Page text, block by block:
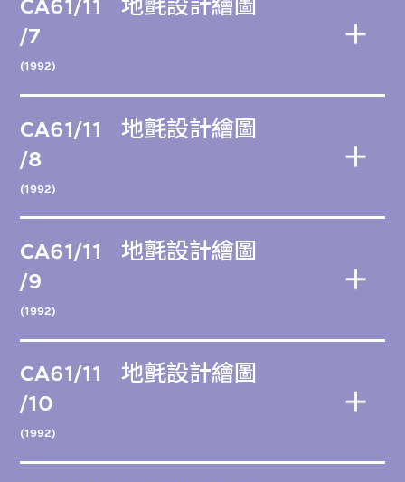
CA61/11
/7
(1992)
地氈設計繪圖
CA61/11
/8
(1992)
地氈設計繪圖
CA61/11
/9
(1992)
地氈設計繪圖
CA61/11
/10
(1992)
地氈設計繪圖